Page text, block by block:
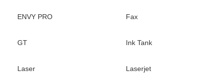
ENVY PRO Fax
GT Ink Tank
Laser Laserjet